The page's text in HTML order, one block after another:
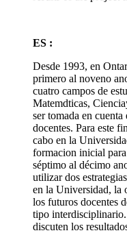
ES :
Desde 1993, en
primero al noveno
cuatro campos de
Matemdticas,
ser tomada en
docentes. Para este
cabo en la
formacion inicial
séptimo al décimo
utilizar dos
en la Universidad, la
los futuros docentes
tipo interdisciplinario.
discuten los